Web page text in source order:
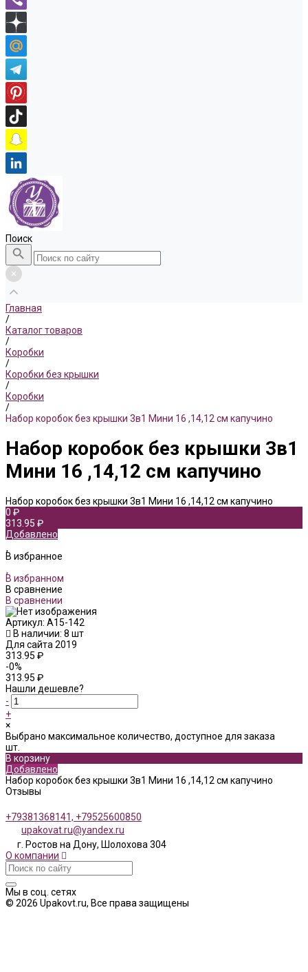
Поиск
Главная
/
Каталог товаров
/
Коробки
/
Коробки без крышки
/
Коробки
/
Набор коробок без крышки 3в1 Мини 16 ,14,12 см капучино
Набор коробок без крышки 3в1
Мини 16 ,14,12 см капучино
Набор коробок без крышки 3в1 Мини 16 ,14,12 см капучино
0 ₽
313.95 ₽
Добавлено
В избранное
В избранном
В сравнение
В сравнении
Артикул: А15-142
В наличии: 8 шт
Для сайта 2019
313.95 ₽
-0%
313.95 ₽
Нашли дешевле?
-
+
×
Выбрано максимальное количество, доступное для заказа
шт.
В корзину
Добавлено
Набор коробок без крышки 3в1 Мини 16 ,14,12 см капучино
Отзывы
+79381368141, +79525600850
upakovat.ru@yandex.ru
г. Ростов на Дону, Шолохова 304
О компании
Мы в соц. сетях
© 2026 Upakovt.ru, Все права защищены